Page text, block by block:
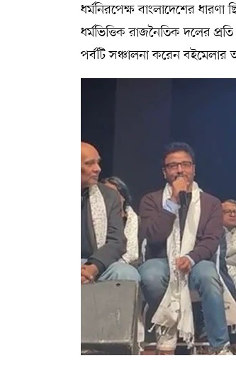
ধর্মনিরপেক্ষ বাংলাদেশের
ধর্মভিত্তিক রাজনৈতিক দলের
পর্বটি সঞ্চালনা করেন